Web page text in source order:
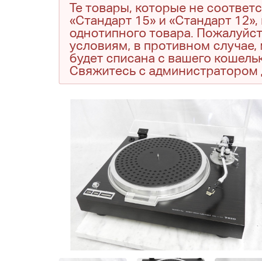
Те товары, которые не
«Стандарт 15» и «Стандарт
однотипного товара.
условиям, в противном
будет списана с вашего
Свяжитесь с